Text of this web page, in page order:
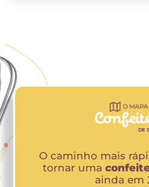
O caminho mais
tornar uma
ainda em